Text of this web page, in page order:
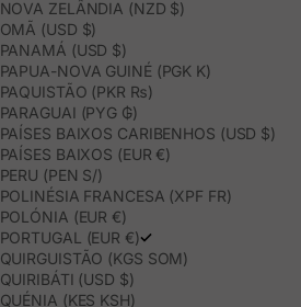
NOVA ZELÂNDIA (NZD $)
OMÃ (USD $)
PANAMÁ (USD $)
PAPUA-NOVA GUINÉ (PGK K)
PAQUISTÃO (PKR ₨)
PARAGUAI (PYG ₲)
PAÍSES BAIXOS CARIBENHOS (USD $)
PAÍSES BAIXOS (EUR €)
PERU (PEN S/)
POLINÉSIA FRANCESA (XPF FR)
POLÓNIA (EUR €)
PORTUGAL (EUR €)
QUIRGUISTÃO (KGS SOM)
QUIRIBÁTI (USD $)
QUÉNIA (KES KSH)